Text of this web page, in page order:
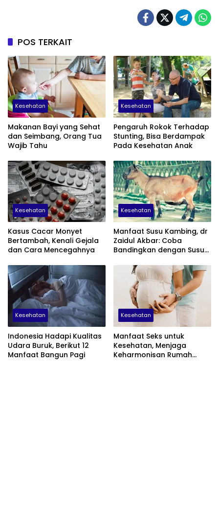
POS TERKAIT
Kesehatan
Makanan Bayi yang Sehat
dan Seimbang, Orang Tua
Wajib Tahu
Kesehatan
Pengaruh Rokok Terhadap
Stunting, Bisa Berdampak
Pada Kesehatan Anak
Kesehatan
Kasus Cacar Monyet
Bertambah, Kenali Gejala
dan Cara Mencegahnya
Kesehatan
Manfaat Susu Kambing, dr
Zaidul Akbar: Coba
Bandingkan dengan Susu
Kesehatan
Indonesia Hadapi Kualitas
Udara Buruk, Berikut 12
Manfaat Bangun Pagi
Kesehatan
Manfaat Seks untuk
Kesehatan, Menjaga
Keharmonisan Rumah